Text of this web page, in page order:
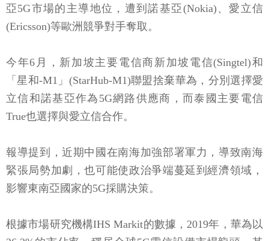
亞5G市場的主導地位，遭到諾基亞(Nokia)、愛立信
(Ericsson)等歐洲競爭對手奪取。
今年6月，新加坡主要電信商新加坡電信(Singtel)和
「星和-M1」(StarHub-M1)聯盟捨棄華為，分別選擇愛
立信和諾基亞作為5G網路供應商，而泰國主要電信
True也選擇與愛立信合作。
報導提到，近期中國在南海加強部署軍力，導致南海
緊張局勢加劇，也可能使政治爭端蔓延到經濟領域，
影響東南亞國家的5G採購決策。
根據市場研究機構IHS Markit的數據，2019年，華為以